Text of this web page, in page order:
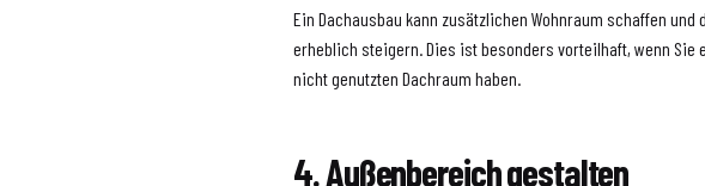
Ein Dachausbau kann zusätzlichen Wohnraum schaffen und
erheblich steigern. Dies ist besonders vorteilhaft, wenn Sie
nicht genutzten Dachraum haben.
4. Außenbereich gestalten